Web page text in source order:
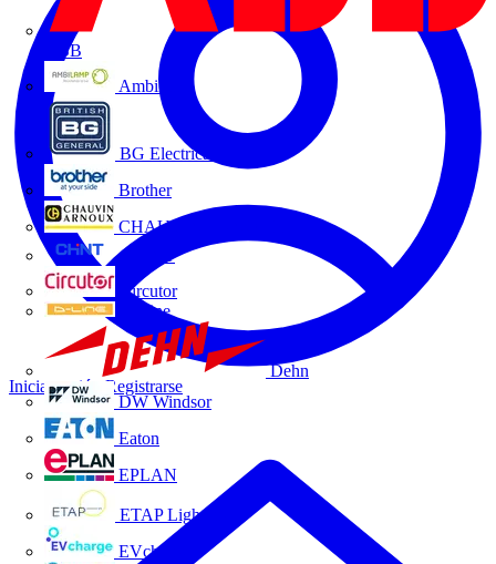
ABB
Ambilamp
BG Electrical
Brother
CHAUVIN ARNOUX
CHINT
Circutor
D-Line
Dehn
DW Windsor
Eaton
EPLAN
ETAP Lighting
EVcharge
Iniciar sesión Registrarse